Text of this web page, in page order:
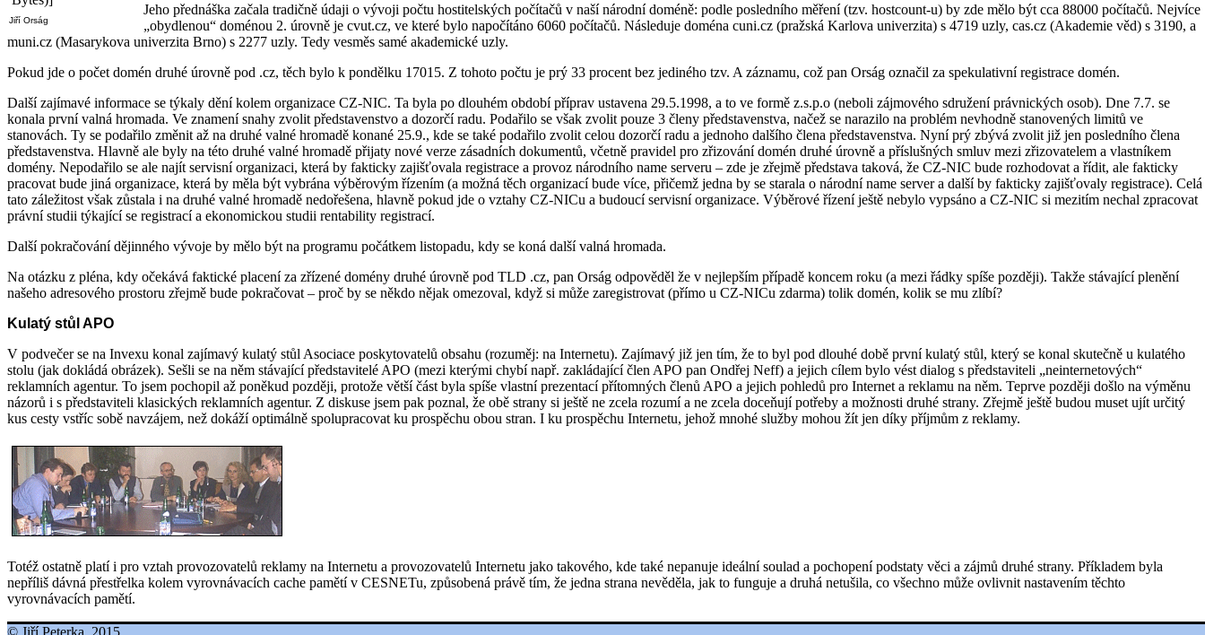
Jiří Orság
Jeho přednáška začala tradičně údaji o vývoji počtu hostitelských počítačů v naší národní doméně: podle posledního měření (tzv. hostcount-u) by zde mělo být cca 88000 počítačů. Nejvíce
„obydlenou“ doménou 2. úrovně je cvut.cz, ve které bylo napočítáno 6060 počítačů. Následuje doména cuni.cz (pražská Karlova univerzita) s 4719 uzly, cas.cz (Akademie věd) s 3190, a
muni.cz (Masarykova univerzita Brno) s 2277 uzly. Tedy vesměs samé akademické uzly.
Pokud jde o počet domén druhé úrovně pod .cz, těch bylo k pondělku 17015. Z tohoto počtu je prý 33 procent bez jediného tzv. A záznamu, což pan Orság označil za spekulativní registrace domén.
Další zajímavé informace se týkaly dění kolem organizace CZ-NIC. Ta byla po dlouhém období příprav ustavena 29.5.1998, a to ve formě z.s.p.o (neboli zájmového sdružení právnických osob). Dne 7.7. se
konala první valná hromada. Ve znamení snahy zvolit představenstvo a dozorčí radu. Podařilo se však zvolit pouze 3 členy představenstva, načež se narazilo na problém nevhodně stanovených limitů ve
stanovách. Ty se podařilo změnit až na druhé valné hromadě konané 25.9., kde se také podařilo zvolit celou dozorčí radu a jednoho dalšího člena představenstva. Nyní prý zbývá zvolit již jen posledního člena
představenstva. Hlavně ale byly na této druhé valné hromadě přijaty nové verze zásadních dokumentů, včetně pravidel pro zřizování domén druhé úrovně a příslušných smluv mezi zřizovatelem a vlastníkem
domény. Nepodařilo se ale najít servisní organizaci, která by fakticky zajišťovala registrace a provoz národního name serveru – zde je zřejmě představa taková, že CZ-NIC bude rozhodovat a řídit, ale fakticky
pracovat bude jiná organizace, která by měla být vybrána výběrovým řízením (a možná těch organizací bude více, přičemž jedna by se starala o národní name server a další by fakticky zajišťovaly registrace). Celá
tato záležitost však zůstala i na druhé valné hromadě nedořešena, hlavně pokud jde o vztahy CZ-NICu a budoucí servisní organizace. Výběrové řízení ještě nebylo vypsáno a CZ-NIC si mezitím nechal zpracovat
právní studii týkající se registrací a ekonomickou studii rentability registrací.
Další pokračování dějinného vývoje by mělo být na programu počátkem listopadu, kdy se koná další valná hromada.
Na otázku z pléna, kdy očekává faktické placení za zřízené domény druhé úrovně pod TLD .cz, pan Orság odpověděl že v nejlepším případě koncem roku (a mezi řádky spíše později). Takže stávající plenění
našeho adresového prostoru zřejmě bude pokračovat – proč by se někdo nějak omezoval, když si může zaregistrovat (přímo u CZ-NICu zdarma) tolik domén, kolik se mu zlíbí?
Kulatý stůl APO
V podvečer se na Invexu konal zajímavý kulatý stůl Asociace poskytovatelů obsahu (rozuměj: na Internetu). Zajímavý již jen tím, že to byl pod dlouhé době první kulatý stůl, který se konal skutečně u kulatého
stolu (jak dokládá obrázek). Sešli se na něm stávající představitelé APO (mezi kterými chybí např. zakládající člen APO pan Ondřej Neff) a jejich cílem bylo vést dialog s představiteli „neinternetových“
reklamních agentur. To jsem pochopil až poněkud později, protože větší část byla spíše vlastní prezentací přítomných členů APO a jejich pohledů pro Internet a reklamu na něm. Teprve později došlo na výměnu
názorů i s představiteli klasických reklamních agentur. Z diskuse jsem pak poznal, že obě strany si ještě ne zcela rozumí a ne zcela doceňují potřeby a možnosti druhé strany. Zřejmě ještě budou muset ujít určitý
kus cesty vstříc sobě navzájem, než dokáží optimálně spolupracovat ku prospěchu obou stran. I ku prospěchu Internetu, jehož mnohé služby mohou žít jen díky příjmům z reklamy.
Totéž ostatně platí i pro vztah provozovatelů reklamy na Internetu a provozovatelů Internetu jako takového, kde také nepanuje ideální soulad a pochopení podstaty věci a zájmů druhé strany. Příkladem byla
nepříliš dávná přestřelka kolem vyrovnávacích cache pamětí v CESNETu, způsobená právě tím, že jedna strana nevěděla, jak to funguje a druhá netušila, co všechno může ovlivnit nastavením těchto
vyrovnávacích pamětí.
© Jiří Peterka, 2015